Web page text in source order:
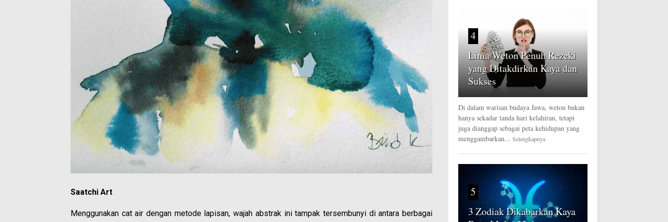
Saatchi Art
Menggunakan cat air dengan metode lapisan, wajah abstrak ini tampak tersembunyi di antara berbagai
4
Lima Weton Penuh Rezeki
yang Ditakdirkan Kaya dan
Sukses
Di dalam warisan budaya Jawa, weton bukan
hanya sekadar tanda hari kelahiran, tetapi
juga dianggap sebagai peta kehidupan yang
menggambarkan... Selengkapnya
5
3 Zodiak Dikabarkan Kaya